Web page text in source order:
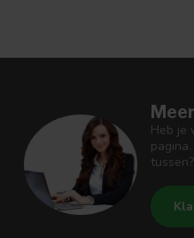
Heb je